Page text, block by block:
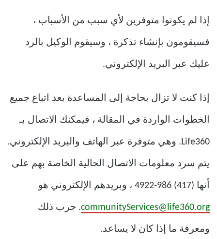
إذا لم يكونوا متوفرين لأي سبب من الأسباب ،
فسيقومون بإنشاء تذكرة ، وسيقوم الوكيل بالرد
عليك عبر البريد الإلكتروني.
إذا كنت لا تزال بحاجة إلى المساعدة بعد اتباع جميع
الخطوات الواردة في المقالة ، فيمكنك الاتصال بـ
Life360. وهي متوفرة عبر الهاتف والبريد الإلكتروني.
يتم سرد معلومات الاتصال الحالية الخاصة بهم على
أنها (417) 986-4922 ، وبريدهم الإلكتروني هو
communityServices@life360.org. جرب ذلك
ومعرفة ما إذا كان لا يساعد.